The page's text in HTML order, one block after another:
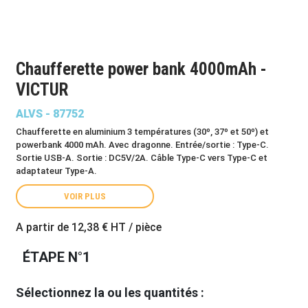
Chaufferette power bank 4000mAh -
VICTUR
ALVS - 87752
Chaufferette en aluminium 3 températures (30º, 37º et 50º) et
powerbank 4000 mAh. Avec dragonne. Entrée/sortie : Type-C.
Sortie USB-A. Sortie : DC5V/2A. Câble Type-C vers Type-C et
adaptateur Type-A.
VOIR PLUS
A partir de 12,38 € HT / pièce
ÉTAPE N°1
Sélectionnez la ou les quantités :